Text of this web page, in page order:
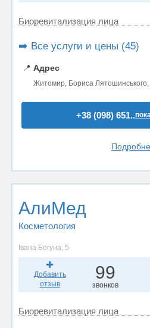
Биоревитализация лица
➡️ Все услуги и цены (45)
📍 Адрес
Житомир, Бориса Лятошинського,
+38 (098) 651..
АлиМед
Косметология
Івана Богуна, 5
Добавить
отзыв
99
звонков
Биоревитализация лица